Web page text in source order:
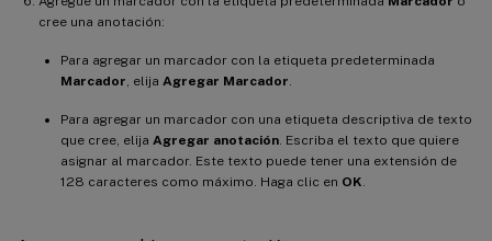
cree una anotación:
Para agregar un marcador con la etiqueta predeterminada
Marcador , elija Agregar Marcador
Para agregar un marcador con una etiqueta descriptiva de texto
que cree, elija Agregar anotación . Escriba el texto que quiere
asignar al marcador. Este texto puede tener una extensión de
128 caracteres como máximo. Haga clic en OK